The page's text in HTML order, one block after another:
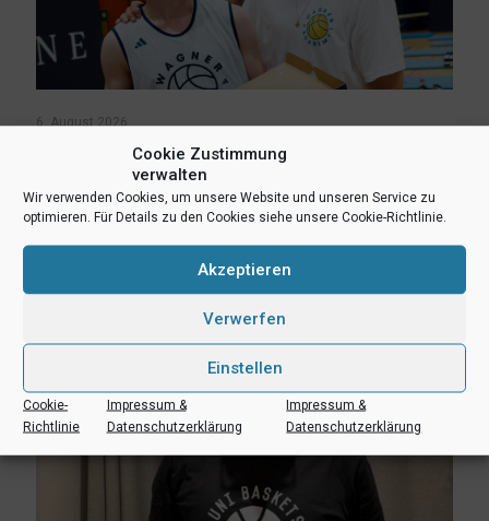
Cookie Zustimmung
verwalten
Wir verwenden Cookies, um unsere Website und unseren Service zu
optimieren. Für Details zu den Cookies siehe unsere Cookie-Richtlinie.
Akzeptieren
Verwerfen
Einstellen
Cookie-
Richtlinie
Impressum &
Datenschutzerklärung
Impressum &
Datenschutzerklärung
6. August 2026
Lukas Freitag, Heikki Humpert und Leonard Dertmann im
Mehr lesen